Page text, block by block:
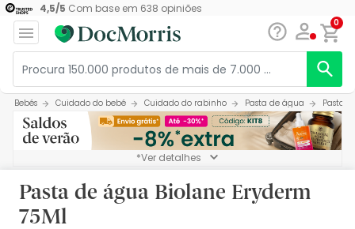
4,5/5 Com base em 638 opiniões
0
Bebés Cuidado do bebé Cuidado do rabinho Pasta de água Pasta
*Ver detalhes
Pasta de água Biolane Eryderm
75Ml